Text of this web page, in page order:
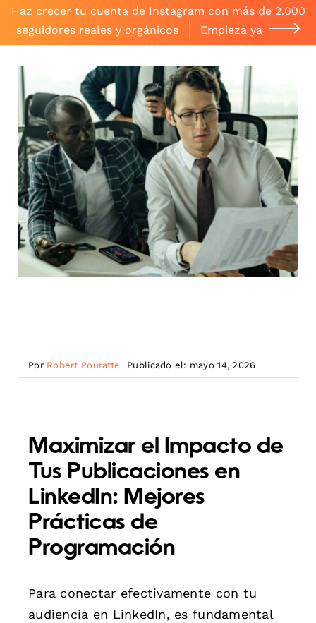
Haz crecer tu cuenta de Instagram con más de 2.000
seguidores reales y orgánicos
Empieza ya
Por Robert Pouratte Publicado el: mayo 14, 2026
Maximizar el Impacto de
Tus Publicaciones en
LinkedIn: Mejores
Prácticas de
Programación
Para conectar efectivamente con tu
audiencia en LinkedIn, es fundamental